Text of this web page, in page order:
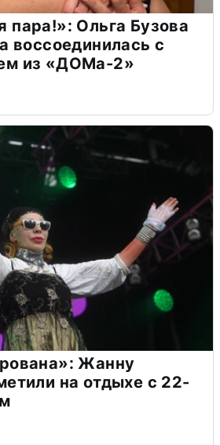
пара!»: Ольга Бузова
воссоединилась с
из «ДОМа-2»
Жанну
на отдыхе с 22-